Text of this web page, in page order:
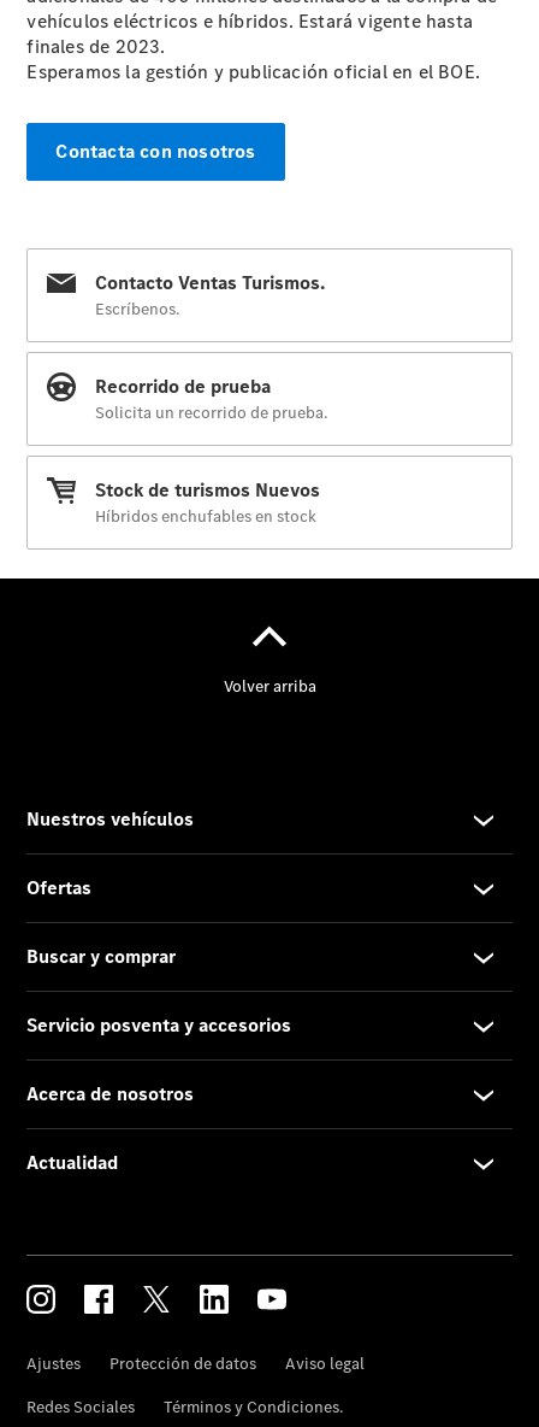
de datos
vehículos eléctricos e híbridos. Estará vigente hasta
finales de 2023.
Esperamos la gestión y publicación oficial en el BOE.
Contacta con nosotros